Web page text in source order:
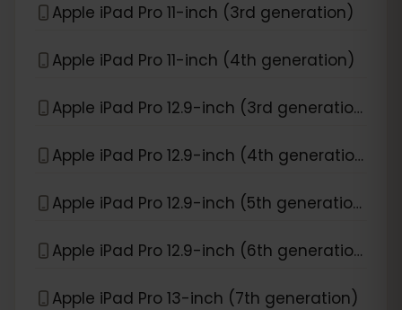
Apple iPad Pro 11-inch (3rd generation)
Apple iPad Pro 11-inch (4th generation)
Apple iPad Pro 12.9-inch (3rd generation)
Apple iPad Pro 12.9-inch (4th generation)
Apple iPad Pro 12.9-inch (5th generation)
Apple iPad Pro 12.9-inch (6th generation)
Apple iPad Pro 13-inch (7th generation)